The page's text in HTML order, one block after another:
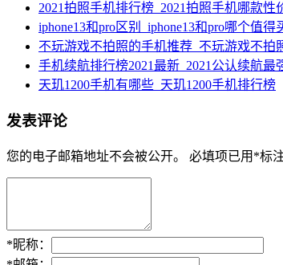
2021拍照手机排行榜_2021拍照手机哪款性
iphone13和pro区别_iphone13和pro哪个值得
不玩游戏不拍照的手机推荐_不玩游戏不拍
手机续航排行榜2021最新_2021公认续航最
天玑1200手机有哪些_天玑1200手机排行榜
发表评论
您的电子邮箱地址不会被公开。 必填项已用 *标
*昵称：